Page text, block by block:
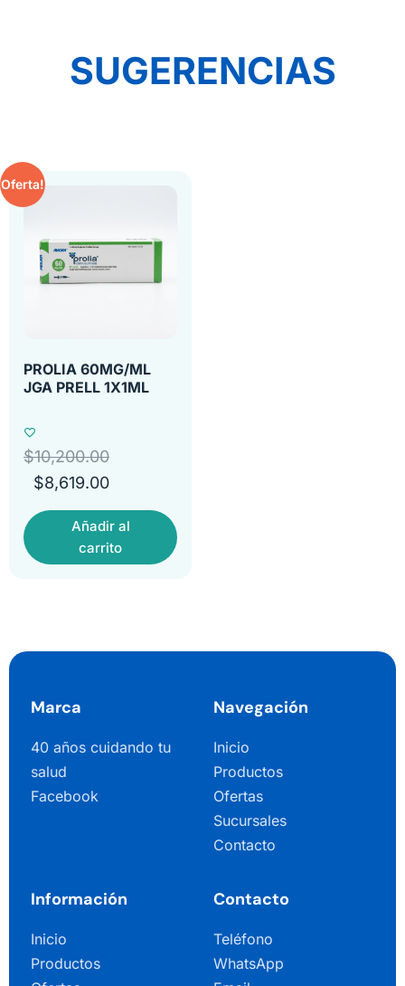
SUGERENCIAS
Oferta!
PROLIA 60MG/ML
JGA PRELL 1X1ML
$10,200.00
$8,619.00
Añadir al
carrito
Marca
40 años cuidando tu
salud
Facebook
Navegación
Inicio
Productos
Ofertas
Sucursales
Contacto
Información
Inicio
Productos
Contacto
Teléfono
WhatsApp